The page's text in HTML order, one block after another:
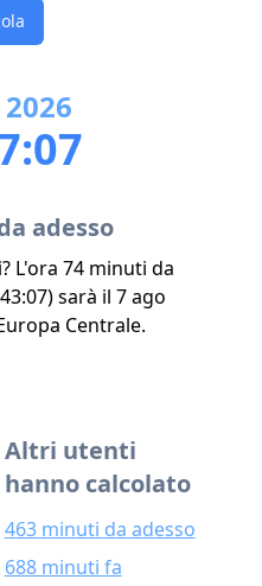
2026
adesso
L'ora 74 minuti da
sarà il 7 ago
Centrale.
Altri utenti
hanno calcolato
463 minuti da adesso
688 minuti fa